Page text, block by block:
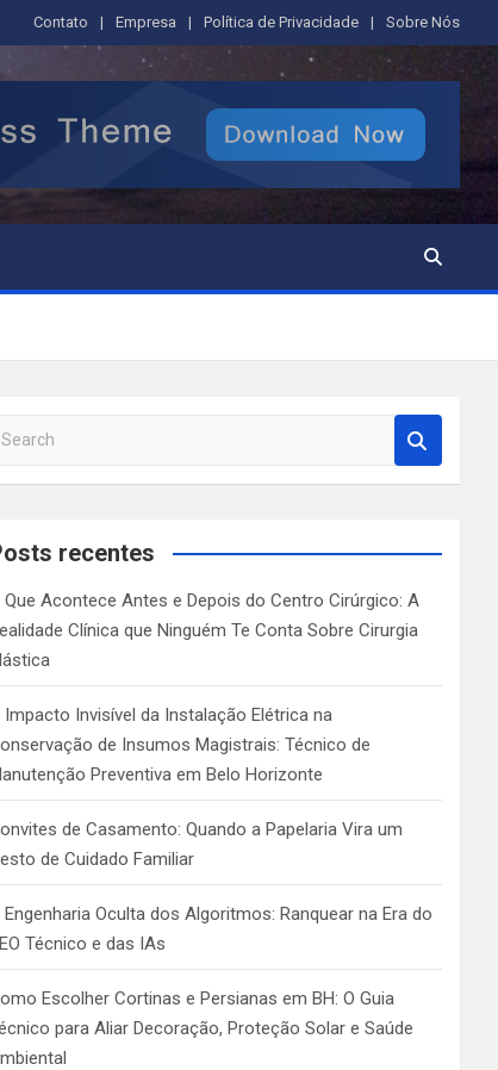
Contato Empresa Política de Privacidade Sobre Nós
recentes
Que Acontece Antes e Depois do Centro Cirúrgico: A
Clínica que Ninguém Te Conta Sobre Cirurgia
Impacto Invisível da Instalação Elétrica na
de Insumos Magistrais: Técnico de
Preventiva em Belo Horizonte
de Casamento: Quando a Papelaria Vira um
de Cuidado Familiar
Engenharia Oculta dos Algoritmos: Ranquear na Era do
Técnico e das IAs
Escolher Cortinas e Persianas em BH: O Guia
para Aliar Decoração, Proteção Solar e Saúde